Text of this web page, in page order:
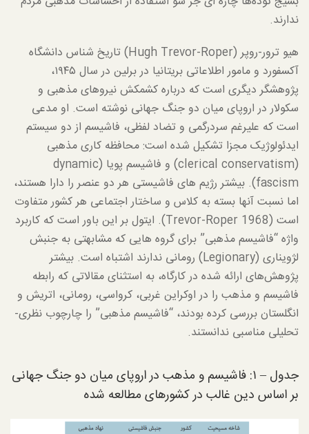
ندارند.
هیو ترور-روپر (Hugh Trevor-Roper) تاریخ شناس دانشگاه
آکسفورد و مامور اطلاعاتی بریتانیا در برلین در سال ۱۹۴۵،
پژوهشگر دیگری است که درباره کشمکش نیروهای مذهبی و
سکولار در اروپای میان دو جنگ جهانی نوشته است. او مدعی
است که علیرغم سردرگمی و تضاد لفظی، فاشیسم از دو سیستم
ایدئولوژیک مجزا تشکیل شده است: محافظه کاری مذهبی
(clerical conservatism) و فاشیسم پویا (dynamic
fascism). بیشتر رژیم های فاشیستی هر دو عنصر را دارا هستند،
اما نسبت آنها بسته به کلاس و ساختار اجتماعی هر کشور متفاوت
است (Trevor-Roper 1968). ایتول بر این باور است که کاربرد
واژه “فاشیسم مذهبی” برای گروه هایی که مشابهتی به جنبش
لژویناری (Legionary) رومانی ندارند اشتباه است. بیشتر
پژوهش‌های ارائه شده در کارگاه، به استثنای مقالاتی که رابطه
فاشیسم و مذهب را در اوکراین غربی، کرواسی، رومانی، اتریش و
انگلستان بررسی کرده بودند، “فاشیسم مذهبی” را چارچوب نظری-
تحلیلی مناسبی ندانستند.
جدول – ۱: فاشیسم و مذهب در اروپای میان دو جنگ جهانی
بر اساس دین غالب در کشورهای مطالعه شده